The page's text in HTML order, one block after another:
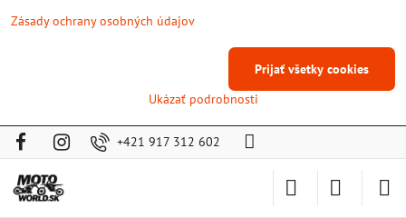
+421 917 312 602
Zásady ochrany osobných údajov
Ukázať podrobnosti
Prijať všetky cookies